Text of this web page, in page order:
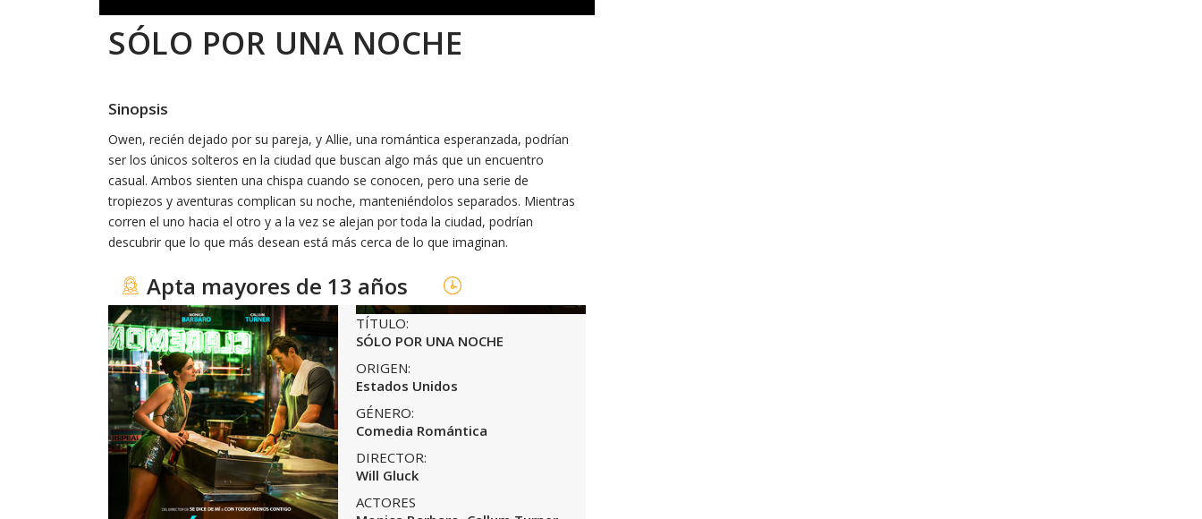
SÓLO POR UNA NOCHE
Sinopsis
Owen, recién dejado por su pareja, y Allie, una romántica esperanzada, podrían
ser los únicos solteros en la ciudad que buscan algo más que un encuentro
casual. Ambos sienten una chispa cuando se conocen, pero una serie de
tropiezos y aventuras complican su noche, manteniéndolos separados. Mientras
corren el uno hacia el otro y a la vez se alejan por toda la ciudad, podrían
descubrir que lo que más desean está más cerca de lo que imaginan.
Apta mayores de 13 años
TÍTULO:
SÓLO POR UNA NOCHE
ORIGEN:
Estados Unidos
GÉNERO:
Comedia Romántica
DIRECTOR:
Will Gluck
ACTORES